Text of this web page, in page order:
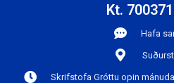
Kt.
Hafa
Skrifstofa Gróttu opin